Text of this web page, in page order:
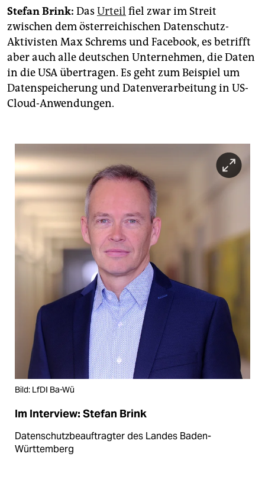
Stefan Brink: Das Urteil fiel zwar im Streit
zwischen dem österreichischen Datenschutz-
Aktivisten Max Schrems und Facebook, es betrifft
aber auch alle deutschen Unternehmen, die Daten
in die USA übertragen. Es geht zum Beispiel um
Datenspeicherung und Datenverarbeitung in US-
Cloud-Anwendungen.
Bild: LfDI Ba-Wü
Im Interview: Stefan Brink
Datenschutzbeauftragter des Landes Baden-
Württemberg